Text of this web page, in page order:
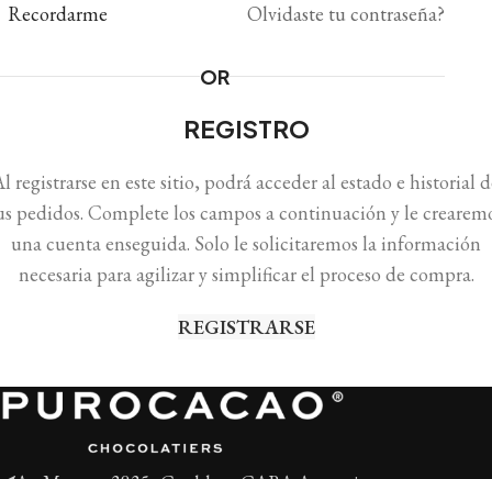
Olvidaste tu contraseña?
Recordarme
OR
REGISTRO
registrarse en este sitio, podrá acceder al estado e historial
pedidos. Complete los campos a continuación y le
una cuenta enseguida. Solo le solicitaremos la información
necesaria para agilizar y simplificar el proceso de compra.
REGISTRARSE